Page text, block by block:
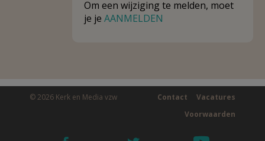
Om een wijziging te melden, moet
je je AANMELDEN
© 2026 Kerk en Media vzw Vacatures
Contact
Voorwaarden